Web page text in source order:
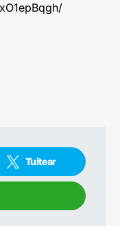
Tuitear